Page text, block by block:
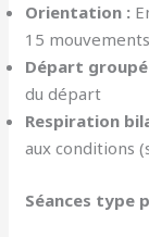
Orientation :
15 mouvements
Départ
du départ
Respiration
aux conditions
Séances type